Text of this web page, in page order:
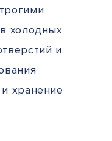
холодных
и
хранение